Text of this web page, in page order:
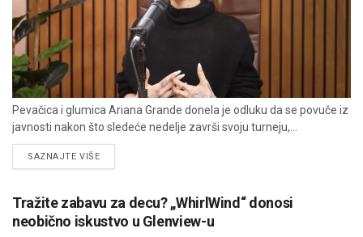
Pevačica i glumica Ariana Grande donela je odluku da se povuče iz
javnosti nakon što sledeće nedelje završi svoju turneju,...
SAZNAJTE VIŠEDETAILS
Tražite zabavu za decu? „WhirlWind“ donosi
neobično iskustvo u Glenview-u